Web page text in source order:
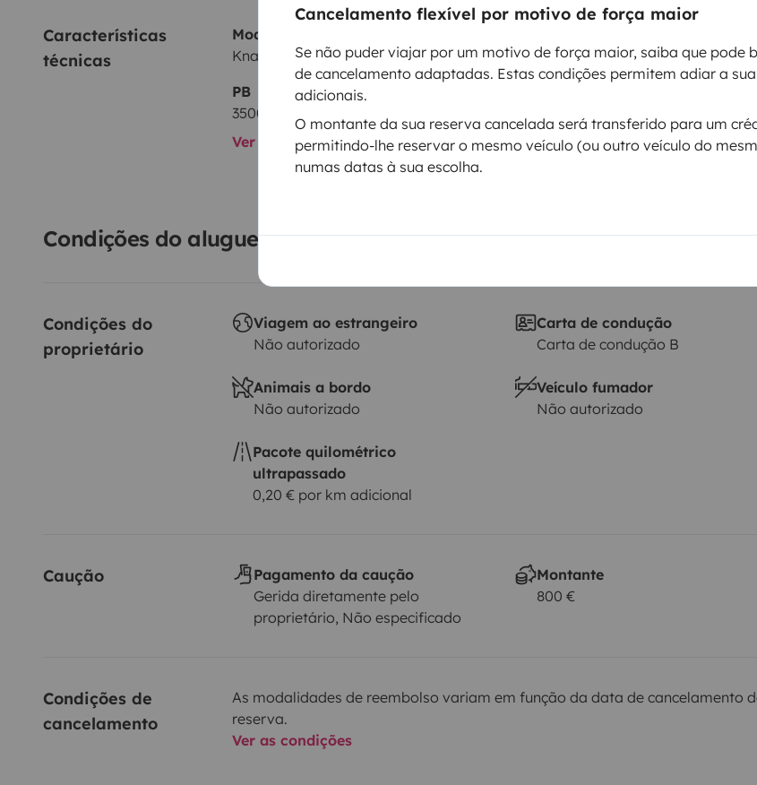
Cancelamento flexível por motivo de força maior
Se não puder viajar por um motivo de força maior, saiba que pode
de cancelamento adaptadas. Estas condições permitem adiar a
adicionais.
O montante da sua reserva cancelada será transferido para um
permitindo-lhe reservar o mesmo veículo (ou outro veículo do
numas datas à sua escolha.
Características
técnicas
Modelo
Knaus 630 Me Freeway
2020
PB
3500 kg
Ver todas as características
Condições do aluguer
Condições do
proprietário
Viagem ao estrangeiro
Não autorizado
Carta de condução
Carta de condução B
Animais a bordo
Não autorizado
Veículo fumador
Não autorizado
Pacote quilométrico
ultrapassado
0,20 € por km adicional
Caução
Pagamento da caução
Gerida diretamente pelo
proprietário, Não especificado
Montante
800 €
Condições de
cancelamento
As modalidades de reembolso variam em função da data de cancelamento
reserva.
Ver as condições